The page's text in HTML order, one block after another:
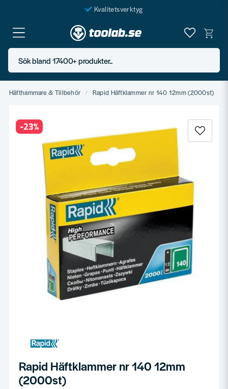
Kvalitetsverktyg
Fraktfritt över 999 SEK*
En järnhandel för alla
Butik i Göteborg
Sök bland 17400+ produkter..
Häfthammare & Tillbehör Rapid Häftklammer nr 140 12mm (2000st)
-23%
Rapid Häftklammer nr 140 12mm
(2000st)